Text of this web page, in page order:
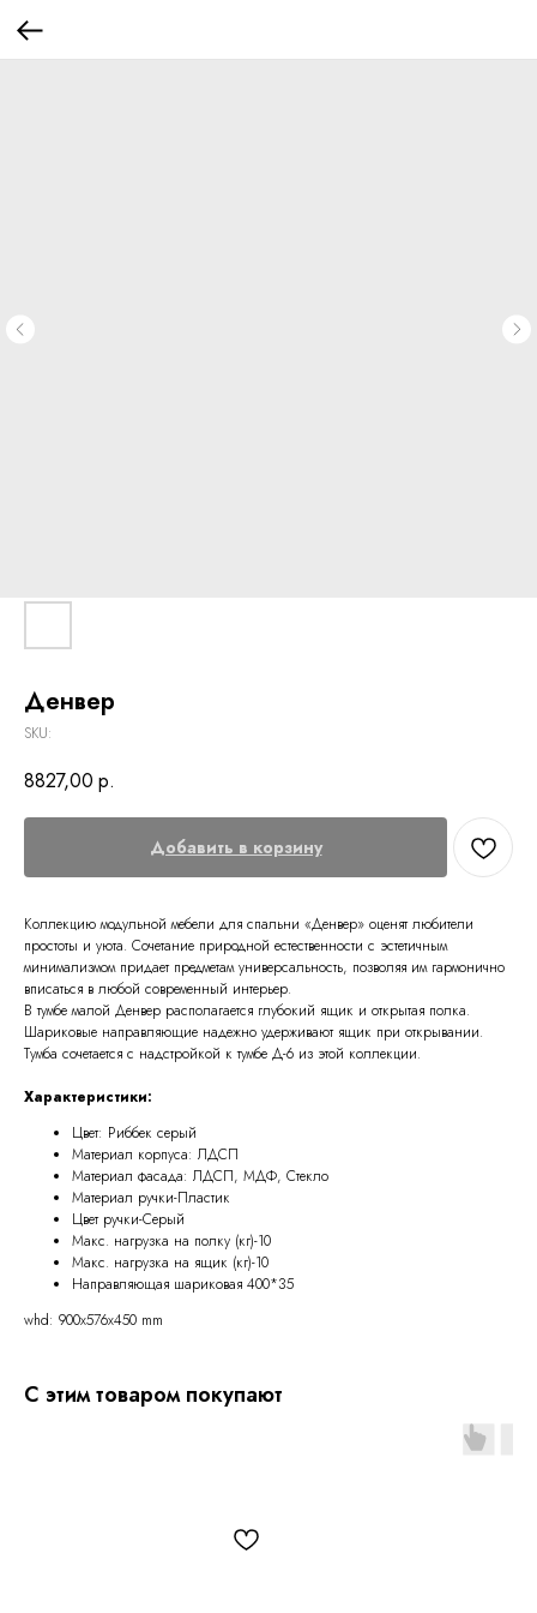
Денвер
SKU:
8827,00 р.
Добавить в корзину
Коллекцию модульной мебели для спальни «Денвер» оценят любители
простоты и уюта. Сочетание природной естественности с эстетичным
минимализмом придает предметам универсальность, позволяя им гармонично
вписаться в любой современный интерьер.
В тумбе малой Денвер располагается глубокий ящик и открытая полка.
Шариковые направляющие надежно удерживают ящик при открывании.
Тумба сочетается с надстройкой к тумбе Д-6 из этой коллекции.
Характеристики:
Цвет: Риббек серый
Материал корпуса: ЛДСП
Материал фасада: ЛДСП, МДФ, Стекло
Материал ручки-Пластик
Цвет ручки-Серый
Макс. нагрузка на полку (кг)-10
Макс. нагрузка на ящик (кг)-10
Направляющая шариковая 400*35
whd: 900x576x450 mm
С этим товаром покупают